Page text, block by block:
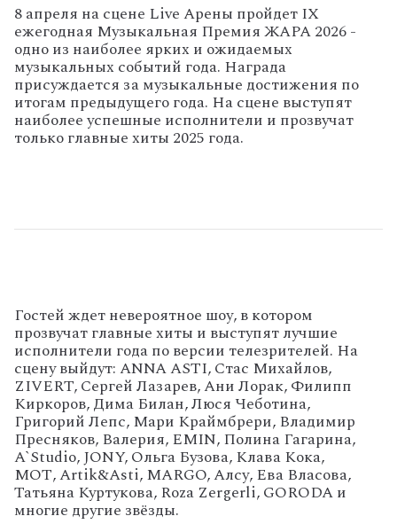
8 апреля на сцене Live Арены пройдет IX
ежегодная Музыкальная Премия ЖАРА 2026 -
одно из наиболее ярких и ожидаемых
музыкальных событий года. Награда
присуждается за музыкальные достижения по
итогам предыдущего года. На сцене выступят
наиболее успешные исполнители и прозвучат
только главные хиты 2025 года.
Гостей ждет невероятное шоу, в котором
прозвучат главные хиты и выступят лучшие
исполнители года по версии телезрителей. На
сцену выйдут: ANNA ASTI, Стас Михайлов,
ZIVERT, Сергей Лазарев, Ани Лорак, Филипп
Киркоров, Дима Билан, Люся Чеботина,
Григорий Лепс, Мари Краймбрери, Владимир
Пресняков, Валерия, EMIN, Полина Гагарина,
A`Studio, JONY, Ольга Бузова, Клава Кока,
МОТ, Artik&Asti, MARGO, Алсу, Ева Власова,
Татьяна Куртукова, Roza Zergerli, GORODA и
многие другие звёзды.